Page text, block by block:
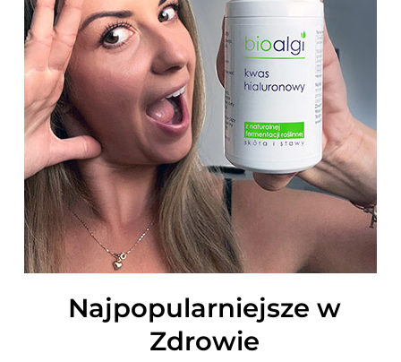
Najpopularniejsze w
Zdrowie